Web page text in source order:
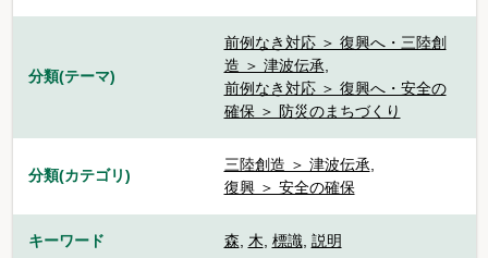
分類(テーマ)
前例なき対応 ＞ 復興へ・三陸創
造 ＞ 津波伝承,
前例なき対応 ＞ 復興へ・安全の
確保 ＞ 防災のまちづくり
分類(カテゴリ)
三陸創造 ＞ 津波伝承,
復興 ＞ 安全の確保
キーワード 森, 木, 標識, 説明